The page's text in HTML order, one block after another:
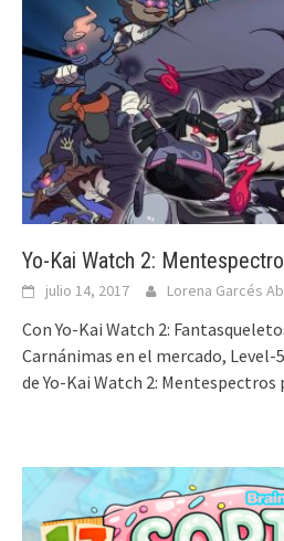
Yo-Kai Watch 2:
julio 14, 2017 Lorena Garcés
Con Yo-Kai Watch 2:
Carnánimas en el mercado,
de Yo-Kai Watch 2: